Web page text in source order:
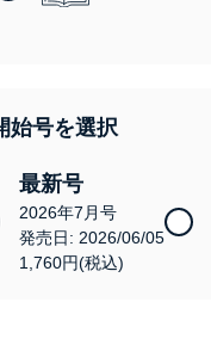
始号を選択
最新号
2026年7月号
発売日: 2026/06/05
1,760円(税込)